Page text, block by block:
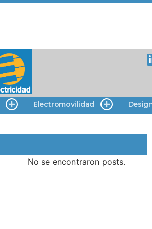
Electromovilidad
No se encontraron posts.